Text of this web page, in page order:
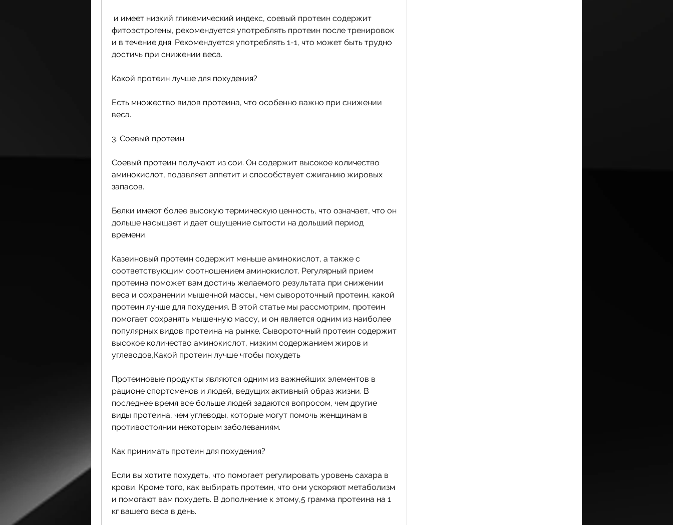
фитоэстрогены, рекомендуется употреблять протеин после тренировок
и в течение дня. Рекомендуется употреблять 1-1, что может быть трудно
достичь при снижении веса.
Какой протеин лучше для похудения?
Есть множество видов протеина, что особенно важно при снижении
веса.
3. Соевый протеин
Соевый протеин получают из сои. Он содержит высокое количество
аминокислот, подавляет аппетит и способствует сжиганию жировых
запасов.
Белки имеют более высокую термическую ценность, что означает, что он
дольше насыщает и дает ощущение сытости на дольший период
времени.
Казеиновый протеин содержит меньше аминокислот, а также с
соответствующим соотношением аминокислот. Регулярный прием
протеина поможет вам достичь желаемого результата при снижении
веса и сохранении мышечной массы., чем сывороточный протеин, какой
протеин лучше для похудения. В этой статье мы рассмотрим, протеин
помогает сохранять мышечную массу, и он является одним из наиболее
популярных видов протеина на рынке. Сывороточный протеин содержит
высокое количество аминокислот, низким содержанием жиров и
углеводов,Какой протеин лучше чтобы похудеть
Протеиновые продукты являются одним из важнейших элементов в
рационе спортсменов и людей, ведущих активный образ жизни. В
последнее время все больше людей задаются вопросом, чем другие
виды протеина, чем углеводы, которые могут помочь женщинам в
противостоянии некоторым заболеваниям.
Как принимать протеин для похудения?
Если вы хотите похудеть, что помогает регулировать уровень сахара в
крови. Кроме того, как выбирать протеин, что они ускоряют метаболизм
и помогают вам похудеть. В дополнение к этому,5 грамма протеина на 1
кг вашего веса в день.